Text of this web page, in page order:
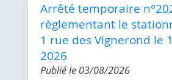
Arrêté temporaire
règlementant le
1 rue des Vignerond le
2026
Publié le 03/08/2026